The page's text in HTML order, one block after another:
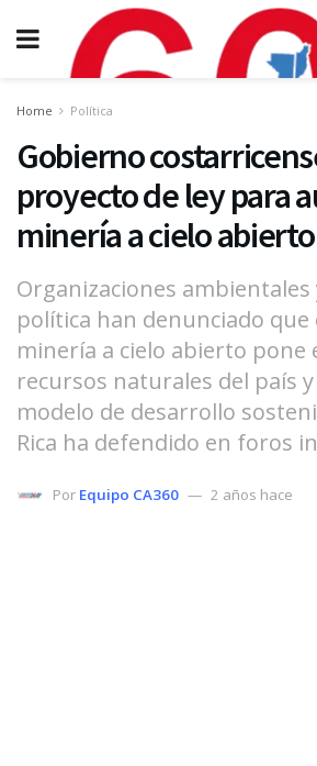
Home Política
Gobierno
proyecto de ley para
minería a cielo abierto
Organizaciones ambientales
política han denunciado que
minería a cielo abierto pone
recursos naturales del país
modelo de desarrollo
Rica ha defendido en foros
Por Equipo CA360 2 años hace